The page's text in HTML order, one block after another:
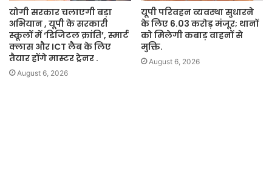
योगी सरकार चलाएगी बड़ा
अभियान , यूपी के सरकारी
स्कूलों में ‘डिजिटल क्रांति’, स्मार्ट
क्लास और ICT लैब के लिए
तैयार होंगे मास्टर ट्रेनर .
August 6, 2026
यूपी परिवहन व्यवस्था सुधारने
के लिए 6.03 करोड़ मंजूर; थानों
को मिलेगी कबाड़ वाहनों से
मुक्ति.
August 6, 2026